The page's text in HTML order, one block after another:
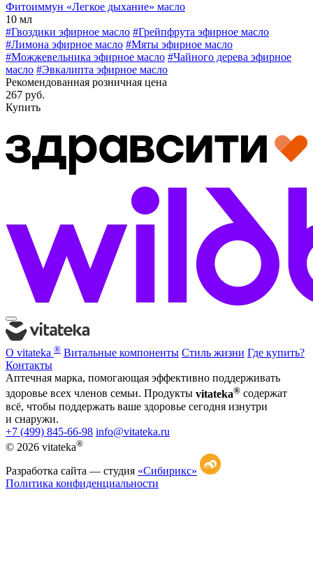
Фитоиммун «Легкое дыхание» масло
10 мл
#Гвоздики эфирное масло #Грейпфрута эфирное масло
#Лимона эфирное масло #Мяты эфирное масло
#Можжевельника эфирное масло #Чайного дерева эфирное
масло #Эвкалипта эфирное масло
Рекомендованная розничная цена
267 руб.
Купить
О vitateka ® Витальные компоненты Стиль жизни Где купить?
Контакты
Аптечная марка, помогающая эффективно поддерживать
здоровье всех членов семьи. Продукты vitateka® содержат
всё, чтобы поддержать ваше здоровье сегодня изнутри
и снаружи.
+7 (499) 845-66-98 info@vitateka.ru
© 2026 vitateka®
Разработка сайта — студия «Сибирикс»
Политика конфиденциальности